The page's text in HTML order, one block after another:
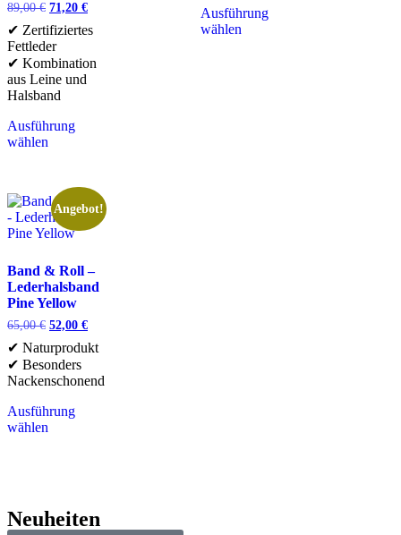
89,00€ 71,20 €
✔ Zertifiziertes
Fettleder
✔ Kombination
aus Leine und
Halsband
Ausführung
wählen
Ausführung
wählen
Angebot!
Band & Roll –
Lederhalsband
Pine Yellow
65,00€ 52,00 €
✔ Naturprodukt
✔ Besonders
Nackenschonend
Ausführung
wählen
Neuheiten